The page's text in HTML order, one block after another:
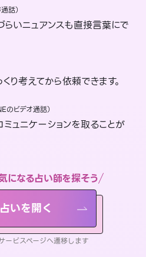
話）
いニュアンスも直接言葉にで
り考えてから依頼できます。
のビデオ通話）
ュニケーションを取ることが
になる占い師を探そう
いを開く
ビスページへ遷移します